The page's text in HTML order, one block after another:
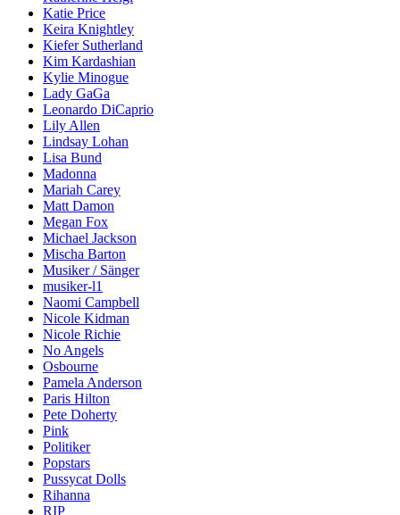
Katie Price
Keira Knightley
Kiefer Sutherland
Kim Kardashian
Kylie Minogue
Lady GaGa
Leonardo DiCaprio
Lily Allen
Lindsay Lohan
Lisa Bund
Madonna
Mariah Carey
Matt Damon
Megan Fox
Michael Jackson
Mischa Barton
Musiker / Sänger
musiker-l1
Naomi Campbell
Nicole Kidman
Nicole Richie
No Angels
Osbourne
Pamela Anderson
Paris Hilton
Pete Doherty
Pink
Politiker
Popstars
Pussycat Dolls
Rihanna
RIP